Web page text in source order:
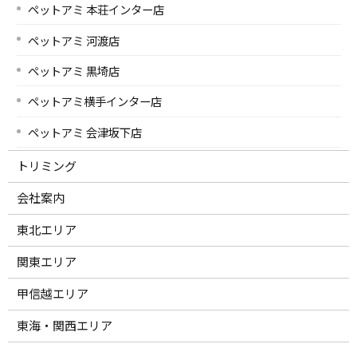
ペットアミ 本荘インター店
ペットアミ 河渡店
ペットアミ 黒埼店
ペットアミ横手インター店
ペットアミ 会津坂下店
トリミング
会社案内
東北エリア
関東エリア
甲信越エリア
東海・関西エリア